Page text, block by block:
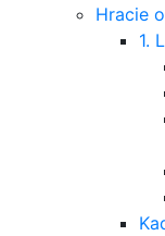
Hracie
1.